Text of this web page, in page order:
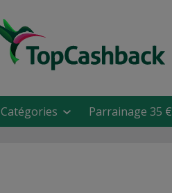
Catégories Parrainage 35 €